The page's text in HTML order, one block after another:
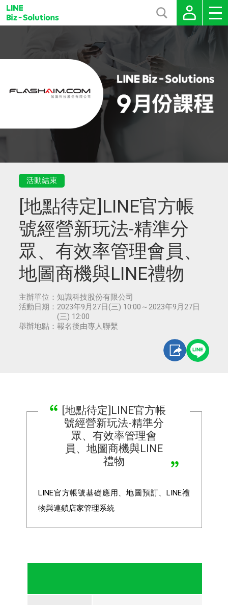
活動結束
[地點待定]LINE官方帳
號經營新玩法-精準分
眾、有效率管理會員、
地圖商機與LINE禮物
主辦單位： 知識科技股份有限公司
活動日期： 2023年9月27日(三) 10:00～2023年9月27日
(三) 12:00
舉辦地點： 報名後由專人聯繫
[地點待定]LINE官方帳
號經營新玩法-精準分
眾、有效率管理會
員、地圖商機與LINE
禮物
LINE官方帳號基礎應用、地圖預訂、LINE禮
物與連鎖店家管理系統